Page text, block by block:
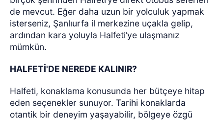
de mevcut. Eğer daha uzun bir yolculuk yapmak
isterseniz, Şanlıurfa il merkezine uçakla gelip,
ardından kara yoluyla Halfeti’ye ulaşmanız
mümkün.
HALFETİ'DE NEREDE KALINIR?
Halfeti, konaklama konusunda her bütçeye hitap
eden seçenekler sunuyor. Tarihi konaklarda
otantik bir deneyim yaşayabilir, bölgeye özgü